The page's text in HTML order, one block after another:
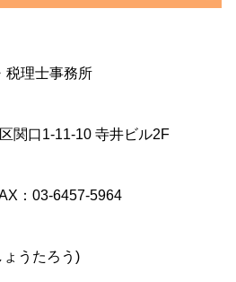
税理士事務所
関口1-11-10 寺井ビル2F
：03-6457-5964
うたろう)